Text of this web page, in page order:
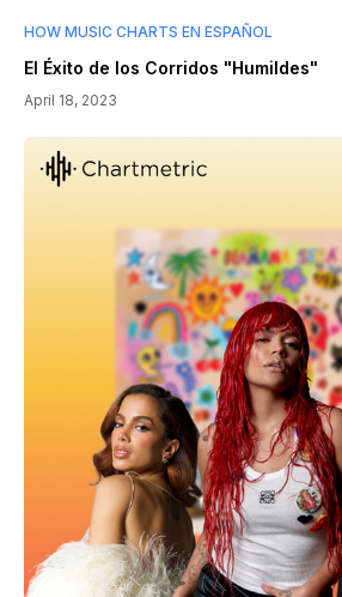
HOW MUSIC CHARTS EN ESPAÑOL
El Éxito de los Corridos "Humildes"
April 18, 2023